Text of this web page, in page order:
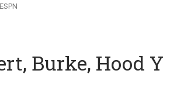
Burke, Hood Y